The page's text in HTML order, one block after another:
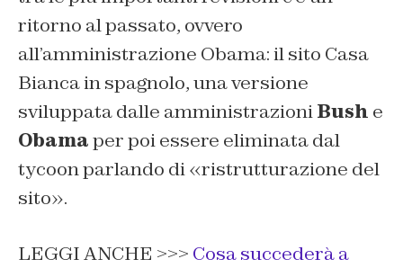
ritorno al passato, ovvero
all’amministrazione Obama: il sito Casa
Bianca in spagnolo, una versione
sviluppata dalle amministrazioniBush e
Obamaper poi essere eliminata dal
tycoon parlando di «ristrutturazione del
sito».
LEGGI ANCHE >>> Cosa succederà a